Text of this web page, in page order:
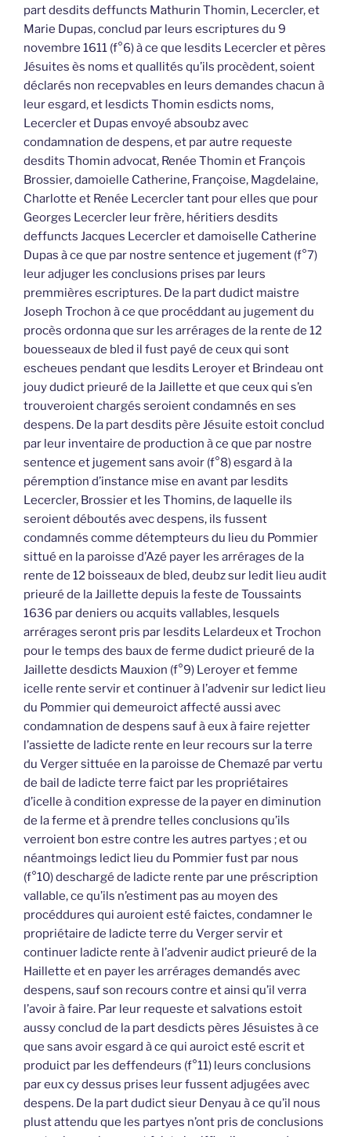
part desdits deffuncts Mathurin Thomin, Lecercler, et
Marie Dupas, conclud par leurs escriptures du 9
novembre 1611 (f°6) à ce que lesdits Lecercler et pères
Jésuites ès noms et quallités qu’ils procèdent, soient
déclarés non recepvables en leurs demandes chacun à
leur esgard, et lesdicts Thomin esdicts noms,
Lecercler et Dupas envoyé absoubz avec
condamnation de despens, et par autre requeste
desdits Thomin advocat, Renée Thomin et François
Brossier, damoielle Catherine, Françoise, Magdelaine,
Charlotte et Renée Lecercler tant pour elles que pour
Georges Lecercler leur frère, héritiers desdits
deffuncts Jacques Lecercler et damoiselle Catherine
Dupas à ce que par nostre sentence et jugement (f°7)
leur adjuger les conclusions prises par leurs
premmières escriptures. De la part dudict maistre
Joseph Trochon à ce que procéddant au jugement du
procès ordonna que sur les arrérages de la rente de 12
bouesseaux de bled il fust payé de ceux qui sont
escheues pendant que lesdits Leroyer et Brindeau ont
jouy dudict prieuré de la Jaillette et que ceux qui s’en
trouveroient chargés seroient condamnés en ses
despens. De la part desdits père Jésuite estoit conclud
par leur inventaire de production à ce que par nostre
sentence et jugement sans avoir (f°8) esgard à la
péremption d’instance mise en avant par lesdits
Lecercler, Brossier et les Thomins, de laquelle ils
seroient déboutés avec despens, ils fussent
condamnés comme détempteurs du lieu du Pommier
sittué en la paroisse d’Azé payer les arrérages de la
rente de 12 boisseaux de bled, deubz sur ledit lieu audit
prieuré de la Jaillette depuis la feste de Toussaints
1636 par deniers ou acquits vallables, lesquels
arrérages seront pris par lesdits Lelardeux et Trochon
pour le temps des baux de ferme dudict prieuré de la
Jaillette desdicts Mauxion (f°9) Leroyer et femme
icelle rente servir et continuer à l’advenir sur ledict lieu
du Pommier qui demeuroict affecté aussi avec
condamnation de despens sauf à eux à faire rejetter
l’assiette de ladicte rente en leur recours sur la terre
du Verger sittuée en la paroisse de Chemazé par vertu
de bail de ladicte terre faict par les propriétaires
d’icelle à condition expresse de la payer en diminution
de la ferme et à prendre telles conclusions qu’ils
verroient bon estre contre les autres partyes ; et ou
néantmoings ledict lieu du Pommier fust par nous
(f°10) deschargé de ladicte rente par une préscription
vallable, ce qu’ils n’estiment pas au moyen des
procéddures qui auroient esté faictes, condamner le
propriétaire de ladicte terre du Verger servir et
continuer ladicte rente à l’advenir audict prieuré de la
Haillette et en payer les arrérages demandés avec
despens, sauf son recours contre et ainsi qu’il verra
l’avoir à faire. Par leur requeste et salvations estoit
aussy conclud de la part desdicts pères Jésuistes à ce
que sans avoir esgard à ce qui auroict esté escrit et
produict par les deffendeurs (f°11) leurs conclusions
par eux cy dessus prises leur fussent adjugées avec
despens. De la part dudict sieur Denyau à ce qu’il nous
plust attendu que les partyes n’ont pris de conclusions